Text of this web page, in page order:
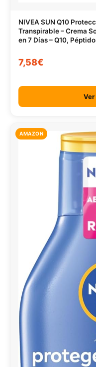
NIVEA SUN Q10
Transpirable – Crema
en 7 Días – Q10,
7,58€
AMAZON